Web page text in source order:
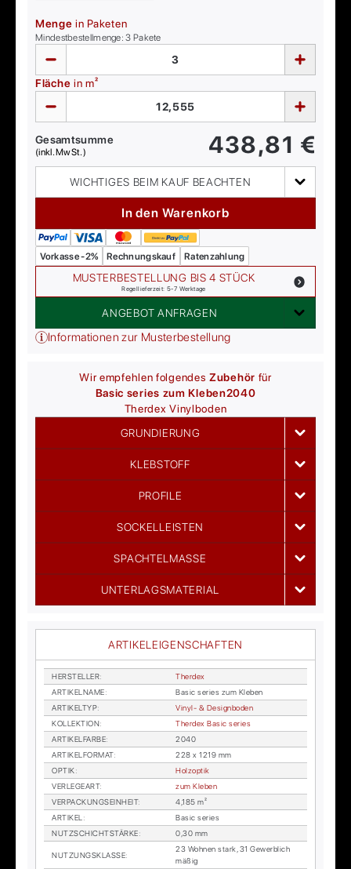
Menge in Paketen
Mindestbestellmenge:3 Pakete
Fläche in m²
Gesamtsumme
(inkl. MwSt.) 438,81 €
WICHTIGES BEIM KAUF BEACHTEN
In den Warenkorb
Vorkasse -2% Rechnungskauf Ratenzahlung
MUSTERBESTELLUNG BIS 4 STÜCK
Regellieferzeit: 5-7 Werktage
ANGEBOT ANFRAGEN
Informationen zur Musterbestellung
Wir empfehlen folgendesZubehör für
Basic series zum Kleben2040
Therdex Vinylboden
GRUNDIERUNG
KLEBSTOFF
PROFILE
SOCKELLEISTEN
SPACHTELMASSE
UNTERLAGSMATERIAL
ARTIKELEIGENSCHAFTEN
HER­STEL­LER:
Therdex
AR­TI­KEL­NA­ME:
Ba­sic se­ries zum Kle­ben
AR­TI­KEL­TYP:
Vi­nyl- & De­sign­bo­den
KOL­LEK­TI­ON:
Therdex Ba­sic se­ries
AR­TI­KEL­FAR­BE:
2040
AR­TI­KEL­FOR­MAT:
228 x 1219 mm
OP­TIK:
Holz­op­tik
VER­LE­GE­ART:
zum Kle­ben
VER­PA­CKUNGS­EIN­HEIT:
4,185 m²
AR­TI­KEL:
Ba­sic se­ries
NUTZ­SCHICHT­STÄR­KE: 0,30 mm
NUT­ZUNGS­KLAS­SE:
23 Woh­nen stark, 31 Ge­werb­lich
mä­ßig